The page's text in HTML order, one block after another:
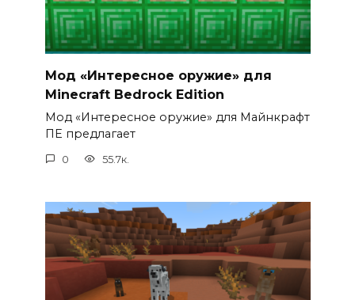
Мод «Интересное оружие» для
Minecraft Bedrock Edition
Мод «Интересное оружие» для Майнкрафт
ПЕ предлагает
0 55.7к.